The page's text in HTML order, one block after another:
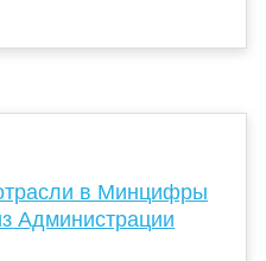
в Минцифры
Администрации